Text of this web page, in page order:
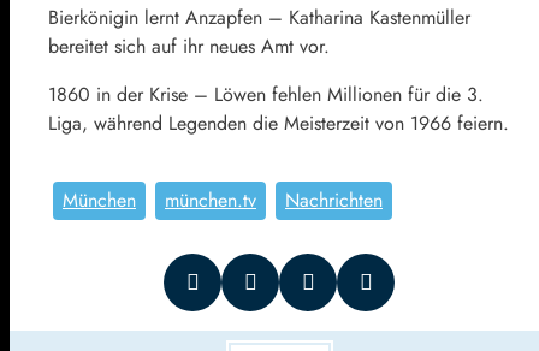
Bierkönigin lernt Anzapfen – Katharina Kastenmüller
bereitet sich auf ihr neues Amt vor.
1860 in der Krise – Löwen fehlen Millionen für die 3.
Liga, während Legenden die Meisterzeit von 1966 feiern.
München münchen.tv Nachrichten